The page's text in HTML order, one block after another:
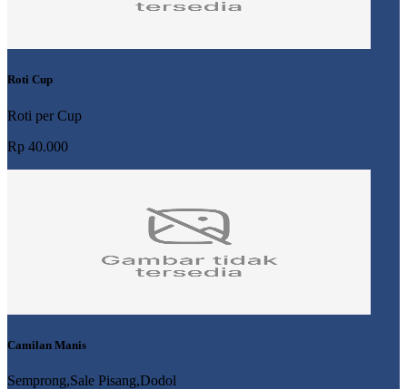
Roti Cup
Roti per Cup
Rp 40.000
Camilan Manis
Semprong,Sale Pisang,Dodol